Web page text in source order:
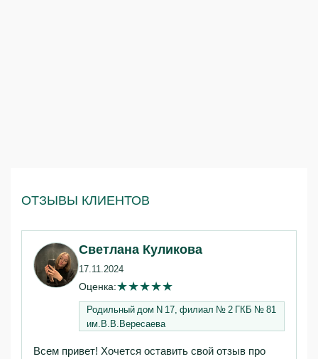
ОТЗЫВЫ КЛИЕНТОВ
Светлана Куликова
17.11.2024
Оценка:★★★★★
Родильный дом N 17, филиал № 2 ГКБ № 81
им.В.В.Вересаева
Всем привет! Хочется оставить свой отзыв про